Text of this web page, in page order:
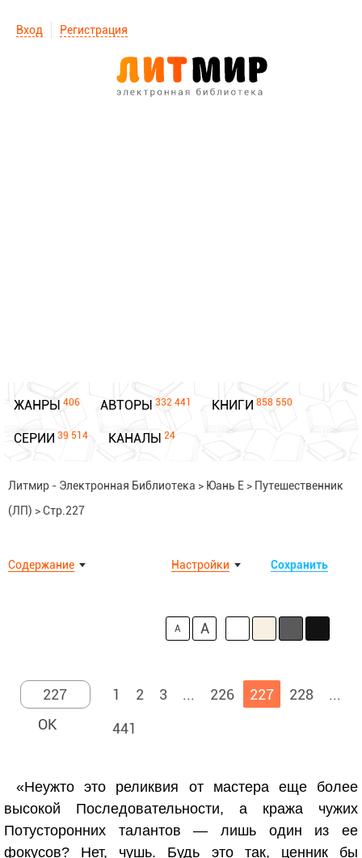
Вход Регистрация
ЖАНРЫ 406 АВТОРЫ 332 441 КНИГИ 858 550
СЕРИИ 39 514 КАНАЛЫ 24
Литмир - Электронная Библиотека > Юань Е > Путешественник
(ЛП) >Стр.227
Содержание Сохранить
Настройки
A A
1 2 3 ... 226 227 228
...
441
«Неужто это реликвия от мастера еще более
высокой Последовательности, а кража чужих
Потусторонних талантов — лишь один из ее
фокусов? Нет, чушь. Будь это так, ценник бы